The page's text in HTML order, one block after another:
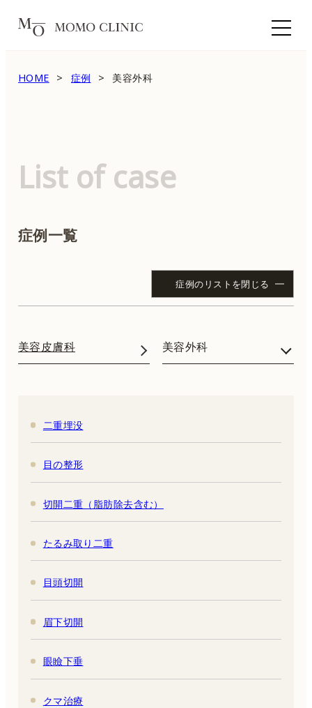
HOME 症例 美容外科
List of case
症例一覧
症例のリストを閉じる
美容皮膚科 美容外科
二重埋没
目の整形
切開二重（脂肪除去含む）
たるみ取り二重
目頭切開
眉下切開
眼瞼下垂
クマ治療